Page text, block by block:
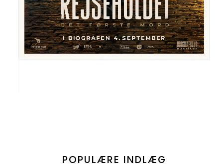
POPULÆRE INDLÆG